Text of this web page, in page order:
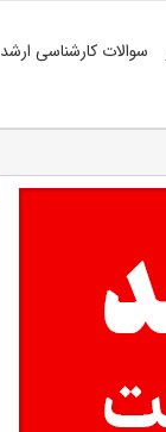
سوالات کارشناسی ارشد